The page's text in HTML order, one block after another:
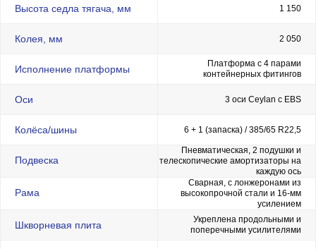
Высота седла тягача, мм 1 150
Колея, мм 2 050
Исполнение платформы
Платформа с 4 парами
контейнерных фитингов
Оси 3 оси Ceylan с EBS
Колёса/шины 6 + 1 (запаска) / 385/65 R22,5
Подвеска
Пневматическая, 2 подушки и
телескопические амортизаторы на
каждую ось
Рама
Сварная, с лонжеронами из
высокопрочной стали и 16-мм
усилением
Шкворневая плита
Укреплена продольными и
поперечными усилителями
чат